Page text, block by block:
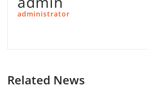
administrator
Related News